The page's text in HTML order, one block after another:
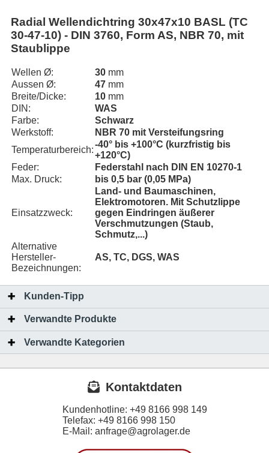
Radial Wellendichtring 30x47x10 BASL (TC
30-47-10) - DIN 3760, Form AS, NBR 70, mit
Staublippe
Wellen Ø: 30 mm
Aussen Ø:
47 mm
Breite/Dicke:
10 mm
DIN:
WAS
Farbe:
Schwarz
Werkstoff:
NBR 70 mit Versteifungsring
Temperaturbereich:
-40° bis +100°C (kurzfristig bis
+120°C)
Feder:
Federstahl nach DIN EN 10270-1
Max. Druck:
bis 0,5 bar (0,05 MPa)
Einsatzzweck:
Land- und Baumaschinen,
Elektromotoren. Mit Schutzlippe
gegen Eindringen äußerer
Verschmutzungen (Staub,
Schmutz,...)
Alternative
Hersteller-
Bezeichnungen:
AS, TC, DGS, WAS
Kunden-Tipp
Verwandte Produkte
Verwandte Kategorien
Kontaktdaten
Kundenhotline: +49 8166 998 149
Telefax: +49 8166 998 150
E-Mail: anfrage@agrolager.de